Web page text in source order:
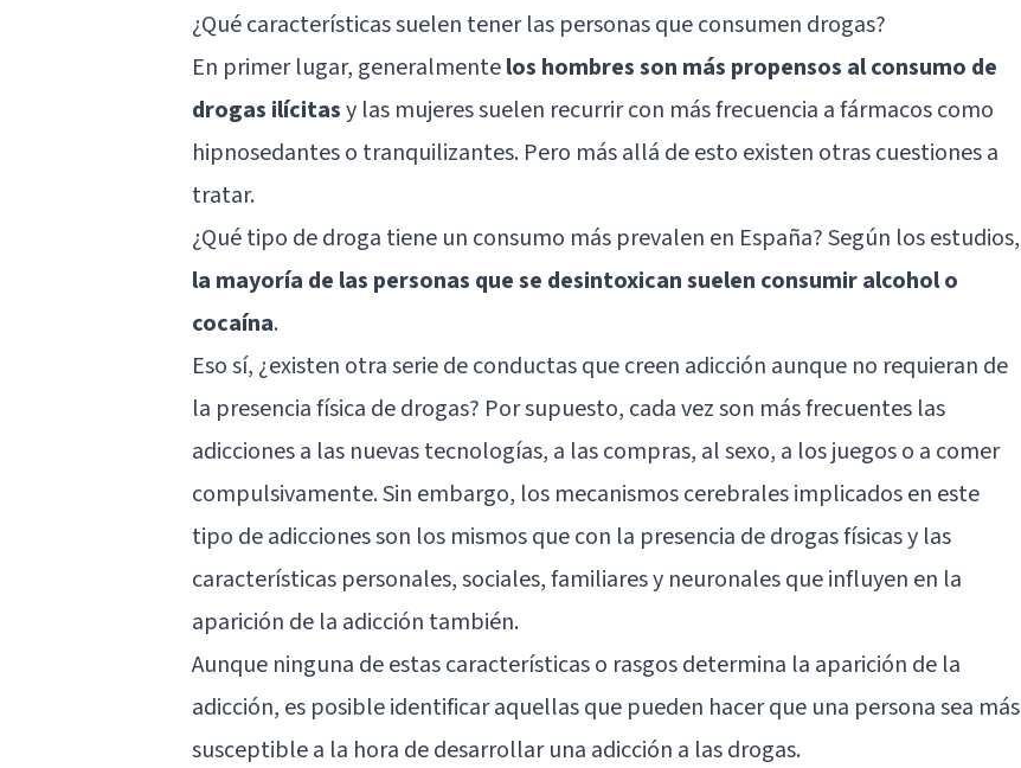
¿Qué características suelen tener las personas que consumen drogas?
En primer lugar, generalmentelos hombres son más propensos al consumo de
drogas ilícitasy las mujeres suelen recurrir con más frecuencia a fármacos como
hipnosedantes o tranquilizantes. Pero más allá de esto existen otras cuestiones a
tratar.
¿Qué tipo de droga tiene un consumo más prevalen en España? Según los estudios,
la mayoría de las personas que se desintoxican suelen consumir alcohol o
cocaína.
Eso sí, ¿existen otra serie de conductas que creen adicción aunque no requieran de
la presencia física de drogas? Por supuesto, cada vez son más frecuentes las
adicciones a las nuevas tecnologías, a las compras, al sexo, a los juegos o a comer
compulsivamente. Sin embargo, los mecanismos cerebrales implicados en este
tipo de adicciones son los mismos que con la presencia de drogas físicas y las
características personales, sociales, familiares y neuronales que influyen en la
aparición de la adicción también.
Aunque ninguna de estas características o rasgos determina la aparición de la
adicción, es posible identificar aquellas que pueden hacer que una persona sea más
susceptible a la hora de desarrollar una adicción a las drogas.